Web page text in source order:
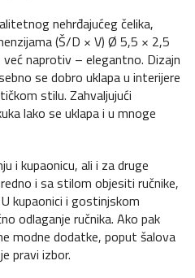
nehrđajućeg čelika,
(Š/D × V) Ø 5,5 × 2,5
naprotiv – elegantno. Dizajn
se dobro uklapa u interijere
stilu. Zahvaljujući
lako se uklapa i u mnoge
i kupaonicu, ali i za druge
i sa stilom objesiti ručnike,
kupaonici i gostinjskom
odlaganje ručnika. Ako pak
modne dodatke, poput šalova
pravi izbor.